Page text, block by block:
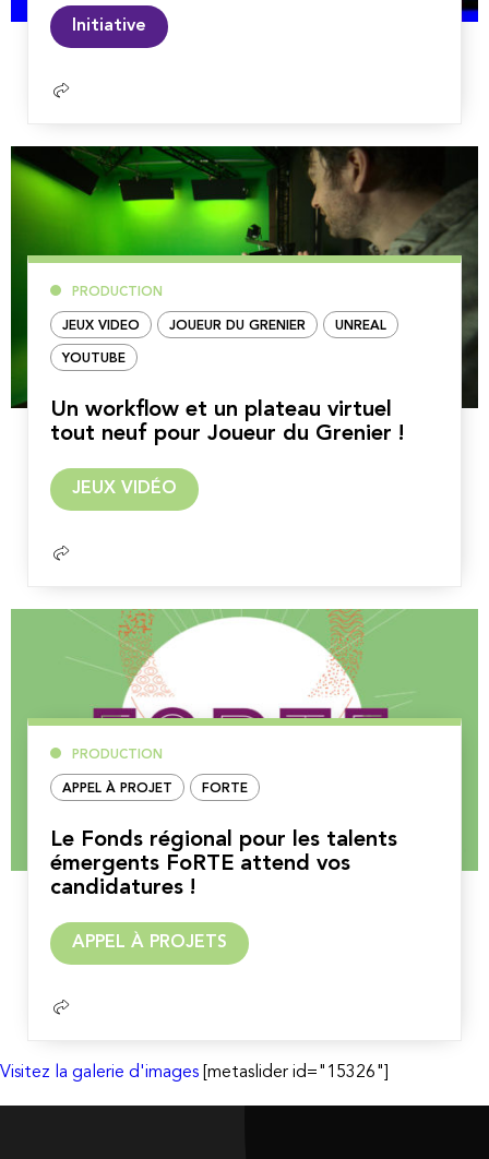
Initiative
PRODUCTION
JEUX VIDEO JOUEUR DU GRENIER UNREAL
YOUTUBE
Un workflow et un plateau virtuel
tout neuf pour Joueur du Grenier !
JEUX VIDÉO
PRODUCTION
APPEL À PROJET FORTE
Le Fonds régional pour les talents
émergents FoRTE attend vos
candidatures !
APPEL À PROJETS
Visitez la galerie d'images [metaslider id="15326"]